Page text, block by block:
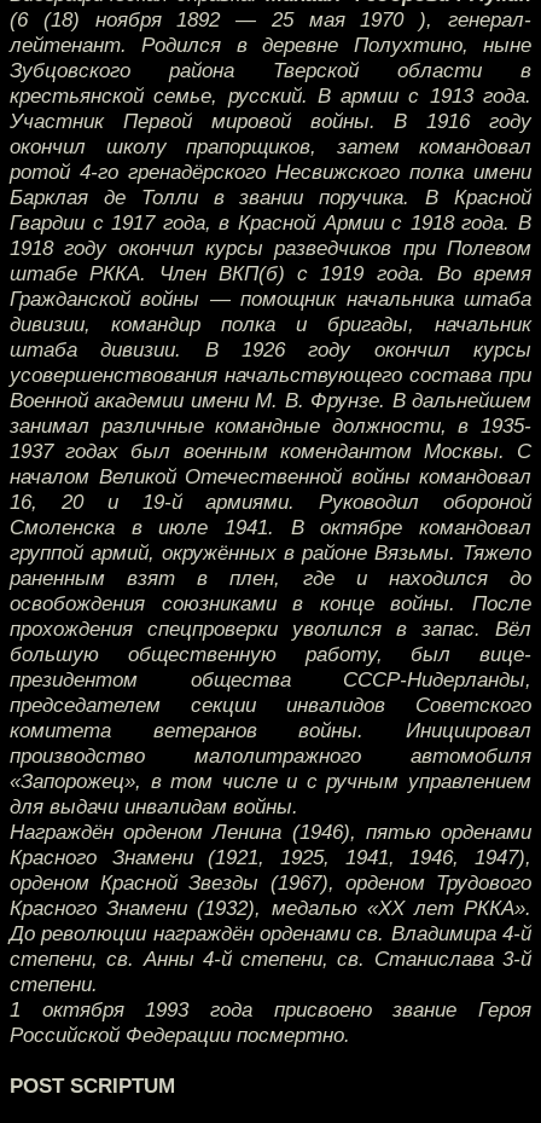
(6 (18) ноября 1892 — 25 мая 1970 ), генерал-
лейтенант. Родился в деревне Полухтино, ныне
Зубцовского района Тверской области в
крестьянской семье, русский. В армии с 1913 года.
Участник Первой мировой войны. В 1916 году
окончил школу прапорщиков, затем командовал
ротой 4-го гренадёрского Несвижского полка имени
Барклая де Толли в звании поручика. В Красной
Гвардии с 1917 года, в Красной Армии с 1918 года. В
1918 году окончил курсы разведчиков при Полевом
штабе РККА. Член ВКП(б) с 1919 года. Во время
Гражданской войны — помощник начальника штаба
дивизии, командир полка и бригады, начальник
штаба дивизии. В 1926 году окончил курсы
усовершенствования начальствующего состава при
Военной академии имени М. В. Фрунзе. В дальнейшем
занимал различные командные должности, в 1935-
1937 годах был военным комендантом Москвы. С
началом Великой Отечественной войны командовал
16, 20 и 19-й армиями. Руководил обороной
Смоленска в июле 1941. В октябре командовал
группой армий, окружённых в районе Вязьмы. Тяжело
раненным взят в плен, где и находился до
освобождения союзниками в конце войны. После
прохождения спецпроверки уволился в запас. Вёл
большую общественную работу, был вице-
президентом общества СССР-Нидерланды,
председателем секции инвалидов Советского
комитета ветеранов войны. Инициировал
производство малолитражного автомобиля
«Запорожец», в том числе и с ручным управлением
для выдачи инвалидам войны.
Награждён орденом Ленина (1946), пятью орденами
Красного Знамени (1921, 1925, 1941, 1946, 1947),
орденом Красной Звезды (1967), орденом Трудового
Красного Знамени (1932), медалью «XX лет РККА».
До революции награждён орденами св. Владимира 4-й
степени, св. Анны 4-й степени, св. Станислава 3-й
степени.
1 октября 1993 года присвоено звание Героя
Российской Федерации посмертно.
POST SCRIPTUM